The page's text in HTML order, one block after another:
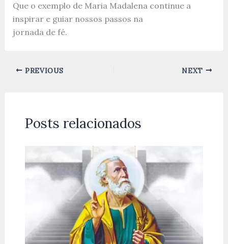
Que o exemplo de Maria Madalena continue a
inspirar e guiar nossos passos na
jornada de fé.
PREVIOUS NEXT
Posts relacionados